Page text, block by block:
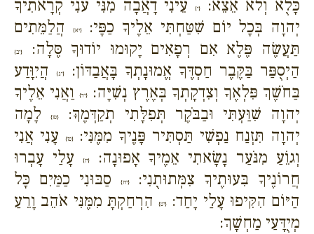
כָּלֻא וְלֹא אֵצֵא:
{י}
עֵינִי דָאֲבָה מִנִּי עֹנִי קְרָאתִיךָ
יְהוָה בְּכָל יוֹם שִׁטַּחְתִּי אֵלֶיךָ כַפָּי:{יא}
הֲלַמֵּתִים
תַּעֲשֶׂה פֶּלֶא אִם רְפָאִים יָקוּמוּ יוֹדוּךָ סֶּלָה:
{יב}
הַיְסֻפַּר בַּקֶּבֶר חַסְדֶּךָ אֱמוּנָתְךָ בָּאֲבַדּוֹן: {יג}
הֲיִוָּדַע
בַּחֹשֶׁךְ פִּלְאֶךָ וְצִדְקָתְךָ בְּאֶרֶץ נְשִׁיָּה:
{יד}
וַאֲנִי אֵלֶיךָ
יְהוָה שִׁוַּעְתִּי וּבַבֹּקֶר תְּפִלָּתִי תְקַדְּמֶךָּ:
{טו}לָמָה
יְהוָה תִּזְנַח נַפְשִׁי תַּסְתִּיר פָּנֶיךָ מִמֶּנִּי:{טז}
עָנִי אֲנִי
וְגוֵֹעַ מִנֹּעַר נָשָׂאתִי אֵמֶיךָ אָפוּנָה:{יז}
עָלַי עָבְרוּ
חֲרוֹנֶיךָ בִּעוּתֶיךָ צִמְּתוּתֻנִי:{יח}
סַבּוּנִי כַמַּיִם כָּל
הַיּוֹם הִקִּיפוּ עָלַי יָחַד:
{יט}
הִרְחַקְתָּ מִמֶּנִּי אֹהֵב וָרֵעַ
מְיֻדָּעַי מַחְשָׁךְ: